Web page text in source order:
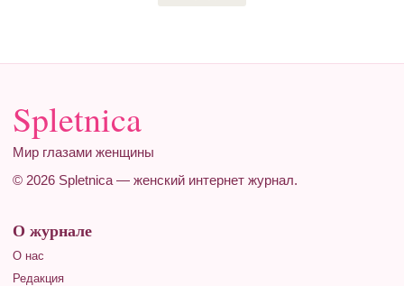
Spletnica
Мир глазами женщины
© 2026 Spletnica — женский интернет журнал.
О журнале
О нас
Редакция